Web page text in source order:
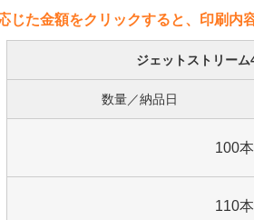
じた金額をクリックすると、印刷内
ジェットストリー
数量／納品日
100本
110本